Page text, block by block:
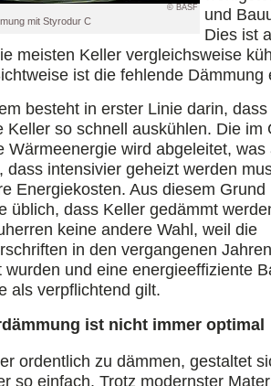
© BASF
mit Styrodur C
und
Dies ist
meisten Keller vergleichsweise
ist die fehlende Dämmung
besteht in erster Linie darin,
Keller so schnell auskühlen. Die im
Wärmeenergie wird abgeleitet, was
dass intensivier geheizt werden
Energiekosten. Aus diesem Grund
üblich, dass Keller gedämmt
keine andere Wahl, weil die
in den vergangenen
wurden und eine energieeffiziente
als verpflichtend gilt.
ist nicht immer optimal
ordentlich zu dämmen, gestaltet
so einfach. Trotz modernster